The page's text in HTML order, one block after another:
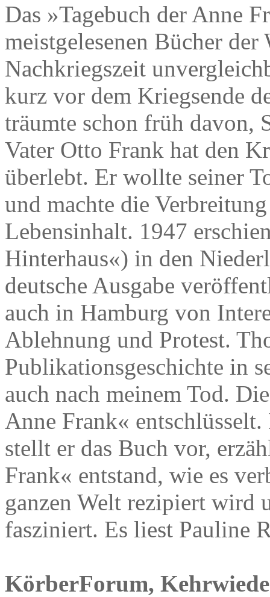
Das »Tagebuch der Anne
meistgelesenen Bücher
Nachkriegszeit
kurz vor dem Kriegsende
träumte schon früh davon,
Vater Otto Frank hat den
überlebt. Er wollte seiner
und machte die
Lebensinhalt. 1947
Hinterhaus«) in den
deutsche Ausgabe
auch in Hamburg von
Ablehnung und Protest.
Publikationsgeschichte in
auch nach meinem Tod.
Anne Frank«
stellt er das Buch vor,
Frank« entstand, wie es
ganzen Welt rezipiert wird
fasziniert. Es liest Pauline
KörberForum,